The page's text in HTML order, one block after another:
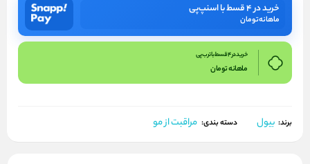
خرید در ۴ قسط با اسنپ‌پی
ماهانهتومان
خرید در 4 قسط با ترب پی
ماهانهتومان
برند: بیول دسته بندی: مراقبت از مو